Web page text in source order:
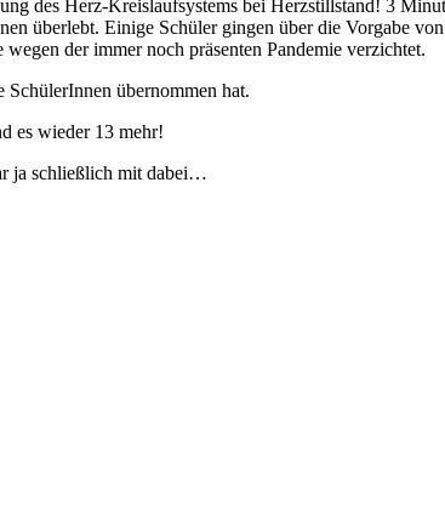
des Herz-Kreislaufsystems bei Herzstillstand! 3
überlebt. Einige Schüler gingen über die Vorgabe
der immer noch präsenten Pandemie verzichtet.
übernommen hat.
es wieder 13 mehr!
ja schließlich mit dabei…